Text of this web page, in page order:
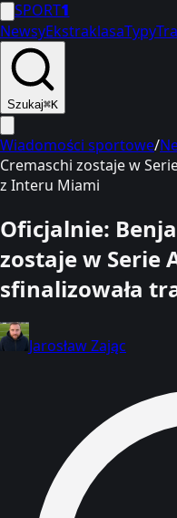
SPORT1
NewsyEkstraklasaTypy
Szukaj⌘K
Wiadomości sportowe/
Cremaschi zostaje w
z Interu Miami
Oficjalnie:
zostaje w Serie
sfinalizowała
Jarosław Zając